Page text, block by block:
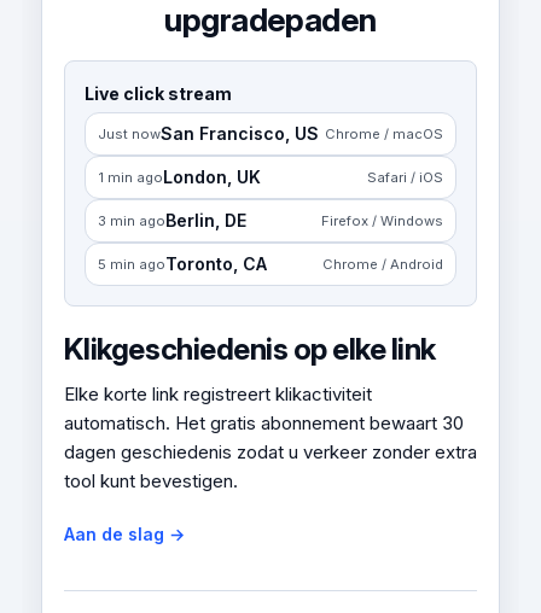
upgradepaden
Live click stream
Just nowSan Francisco, US Chrome / macOS
1 min agoLondon, UK Safari / iOS
3 min agoBerlin, DE Firefox / Windows
5 min agoToronto, CA Chrome / Android
Klikgeschiedenis op elke link
Elke korte link registreert klikactiviteit
automatisch. Het gratis abonnement bewaart 30
dagen geschiedenis zodat u verkeer zonder extra
tool kunt bevestigen.
Aan de slag →